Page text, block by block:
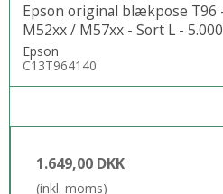
Epson original blækpose T96
M52xx / M57xx - Sort L -
Epson
C13T964140
1.649,00 DKK
(inkl. moms)